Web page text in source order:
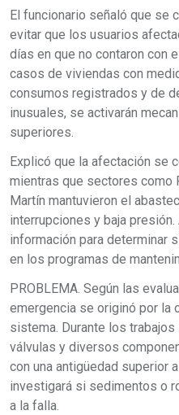
El funcionario señaló que se
evitar que los usuarios
días en que no contaron con
casos de viviendas con
consumos registrados y de
inusuales, se activarán
superiores.
Explicó que la afectación se
mientras que sectores como
Martín mantuvieron el
interrupciones y baja
información para determinar
en los programas de
PROBLEMA. Según las
emergencia se originó por la
sistema. Durante los
válvulas y diversos
con una antigüedad superior
investigará si sedimentos o
a la falla.